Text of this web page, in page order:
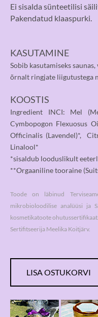
Ei sisalda sünteetilisi
Pakendatud klaaspurki.
KASUTAMINE
Sobib kasutamiseks
õrnalt ringjate liigutustega
KOOSTIS
Ingredient INCI: Mel
Cymbopogon Flexuosus
Officinalis (Lavendel)*,
Linalool*
*sisaldub looduslikult
**Orgaaniline tooraine
Toode on läbinud
mikrobioloodilise analüüsi ja
kosmetikatoote ohutussertifikaat.
Sertifitseerija Meelika Koitjärv.
LISA OSTUKORVI